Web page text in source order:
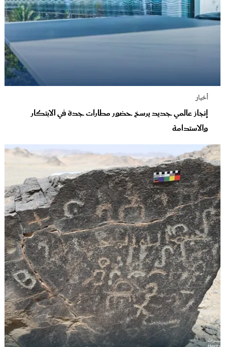
أخبار
إنجاز عالمي جديد يرسخ حضور مطارات جدة في الابتكار
والاستدامة